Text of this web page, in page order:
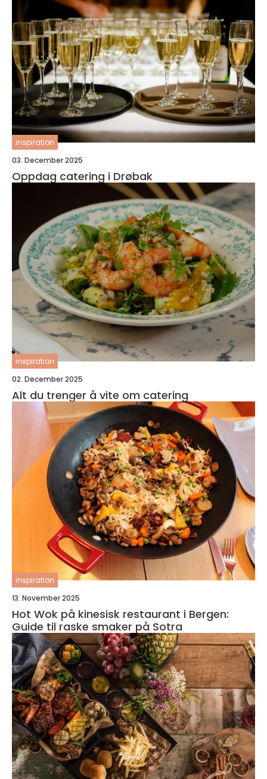
inspiration
03. December 2025
Oppdag catering i Drøbak
inspiration
02. December 2025
Alt du trenger å vite om catering
inspiration
13. November 2025
Hot Wok på kinesisk restaurant i Bergen:
Guide til raske smaker på Sotra